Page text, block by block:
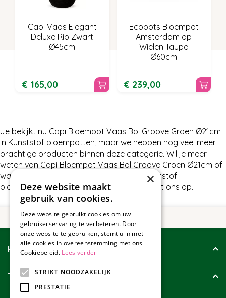
Capi Vaas Elegant
Deluxe Rib Zwart
Ø45cm
€ 165,00
Ecopots Bloempot
Amsterdam op
Wielen Taupe
Ø60cm
€ 239,00
Je bekijkt nu Capi Bloempot Vaas Bol Groove Groen Ø21cm
in Kunststof bloempotten, maar we hebben nog veel meer
prachtige producten binnen deze categorie. Wil je meer
weten van Capi Bloempot Vaas Bol Groove Groen Ø21cm of
wat wij nog meer te bieden hebben in Kunststof
bloempotten, neem dan gerust contact met ons op.
Klantenservice
Tuincollectie
×
Deze website maakt
gebruik van cookies.
Deze website gebruikt cookies om uw
gebruikerservaring te verbeteren. Door
onze website te gebruiken, stemt u in met
alle cookies in overeenstemming met ons
Cookiebeleid. Lees verder
STRIKT NOODZAKELIJK
PRESTATIE